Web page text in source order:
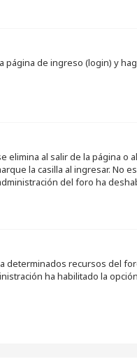
página de ingreso (login) y
al salir de la página o
la casilla al ingresar. No
del foro ha
determinados recursos del
ha habilitado la